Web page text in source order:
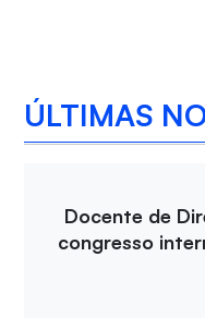
ÚLTIMAS
Docente de
congresso